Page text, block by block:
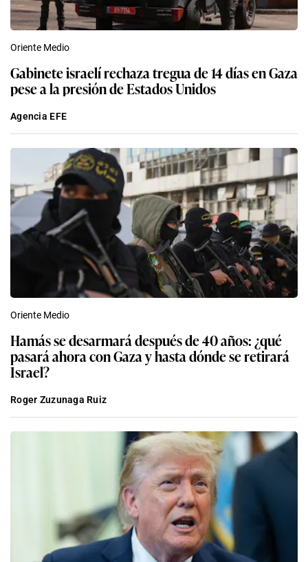
Oriente Medio
Gabinete israelí rechaza tregua de 14 días en Gaza
pese a la presión de Estados Unidos
Agencia EFE
Oriente Medio
Hamás se desarmará después de 40 años: ¿qué
pasará ahora con Gaza y hasta dónde se retirará
Israel?
Roger Zuzunaga Ruiz